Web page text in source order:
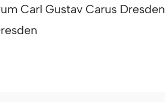
Carl Gustav Carus Dresden